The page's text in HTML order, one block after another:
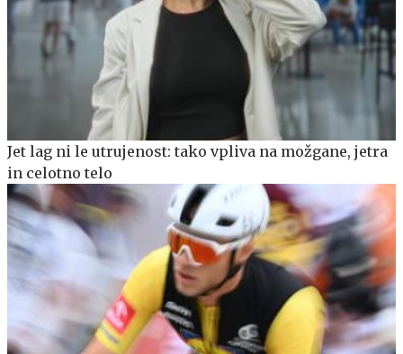
Jet lag ni le utrujenost: tako vpliva na možgane, jetra
in celotno telo